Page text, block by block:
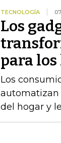
TECNOLOGÍA
Los
para
Los
automatizan
del hogar y